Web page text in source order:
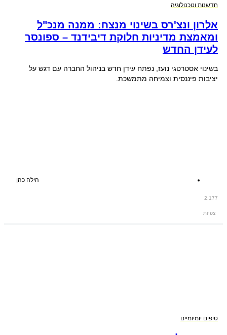
חדשנות וטכנולוגיה
אלרון ונצ'רס בשינוי מנצח: ממנה מנכ"ל
ומאמצת מדיניות חלוקת דיבידנד – ספונסר
לעידן החדש
בשינוי אסטרטגי נועז, נפתח עידן חדש בניהול החברה עם דגש על
יציבות פיננסית וצמיחה מתמשכת.
הילה כהן
2,177
צפיות
טיפים יומיומיים